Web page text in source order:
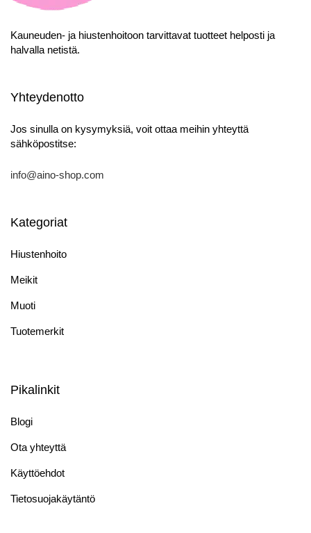
Kauneuden- ja hiustenhoitoon tarvittavat tuotteet helposti ja
halvalla netistä.
Yhteydenotto
Jos sinulla on kysymyksiä, voit ottaa meihin yhteyttä
sähköpostitse:
info@aino-shop.com
Kategoriat
Hiustenhoito
Meikit
Muoti
Tuotemerkit
Pikalinkit
Blogi
Ota yhteyttä
Käyttöehdot
Tietosuojakäytäntö